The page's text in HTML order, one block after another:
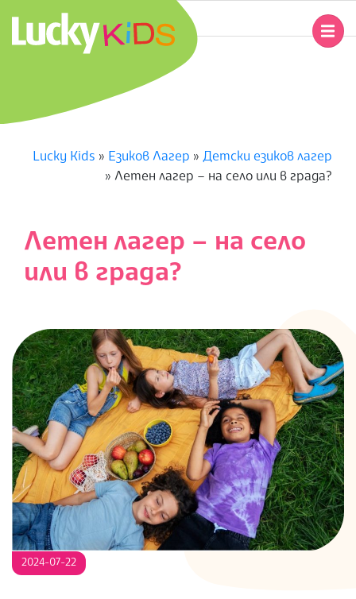
content
U
C
Y
K
D
S
Lucky Kids » Езиков Лагер » Детски езиков лагер
» Летен лагер – на село или в града?
Летен лагер – на село
или в града?
2024-07-22